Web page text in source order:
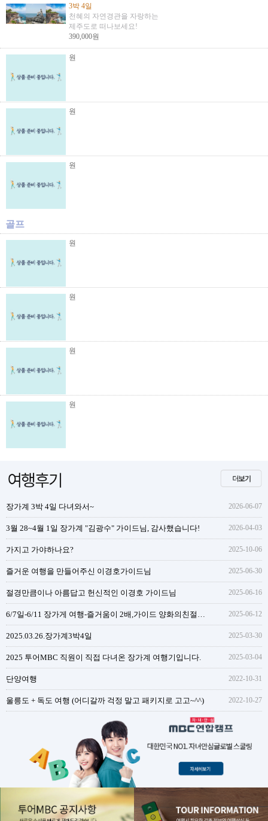
3박 4일
천혜의 자연경관을 자랑하는
제주도로 떠나보세요!
390,000원
원
원
원
골프
원
원
원
원
장가계 3박 4일 다녀와서~ 2026-06-07
3월 28~4월 1일 장가계 "김광수" 가이드님, 감사했습니다! 2026-04-03
가지고 가야하나요? 2025-10-06
즐거운 여행을 만들어주신 이경호가이드님 2025-06-30
절경만큼이나 아름답고 헌신적인 이경호 가이드님 2025-06-16
2025-06-12
2025.03.26.장가계3박4일 2025-03-30
2025 투어MBC 직원이 직접 다녀온 장가계 여행기입니다. 2025-03-04
단양여행 2022-10-31
울릉도 + 독도 여행 (어디갈까 걱정 말고 패키지로 고고~^^) 2022-10-27